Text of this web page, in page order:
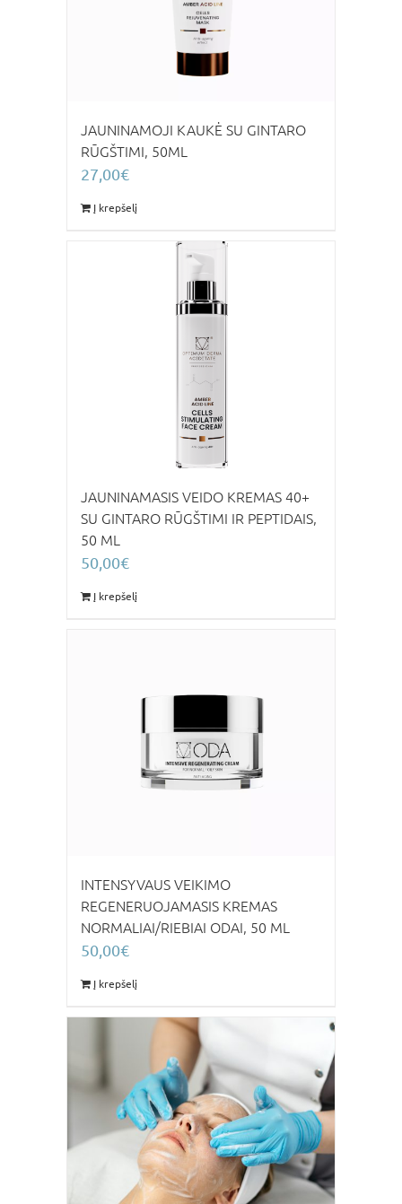
JAUNINAMOJI KAUKĖ SU GINTARO
RŪGŠTIMI, 50ML
27,00€
Į krepšelį
JAUNINAMASIS VEIDO KREMAS 40+
SU GINTARO RŪGŠTIMI IR PEPTIDAIS,
50 ML
50,00€
Į krepšelį
INTENSYVAUS VEIKIMO
REGENERUOJAMASIS KREMAS
NORMALIAI/RIEBIAI ODAI, 50 ML
50,00€
Į krepšelį